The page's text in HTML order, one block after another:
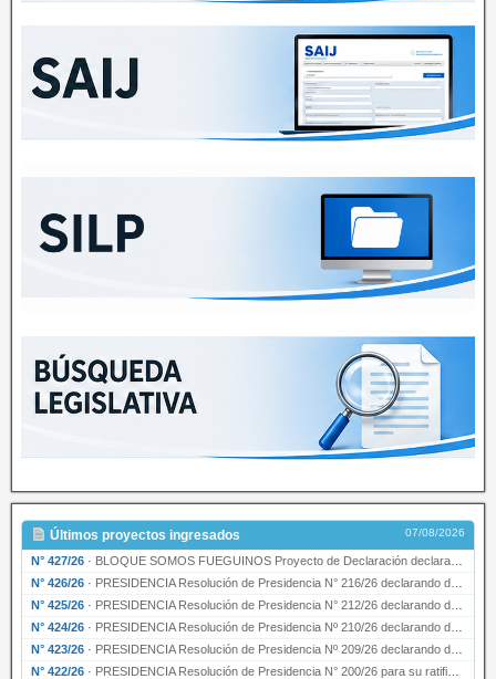
Últimos proyectos ingresados 07/08/2026
N° 427/26 · BLOQUE SOMOS FUEGUINOS Proyecto de Declaración declarando de interés provincial PRESIDENCI…
N° 426/26 · PRESIDENCIA Resolución de Presidencia N° 216/26 declarando de interés provincial la labor …
N° 425/26 · PRESIDENCIA Resolución de Presidencia N° 212/26 declarando de interés provincial el “50° A…
N° 424/26 · PRESIDENCIA Resolución de Presidencia Nº 210/26 declarando de interés provincial el proyec…
N° 423/26 · PRESIDENCIA Resolución de Presidencia Nº 209/26 declarando de interés provincial la presen…
N° 422/26 · PRESIDENCIA Resolución de Presidencia N° 200/26 para su ratificación.